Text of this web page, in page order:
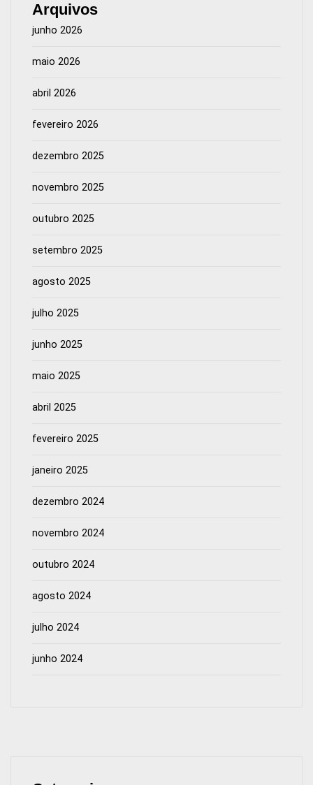
Arquivos
junho 2026
maio 2026
abril 2026
fevereiro 2026
dezembro 2025
novembro 2025
outubro 2025
setembro 2025
agosto 2025
julho 2025
junho 2025
maio 2025
abril 2025
fevereiro 2025
janeiro 2025
dezembro 2024
novembro 2024
outubro 2024
agosto 2024
julho 2024
junho 2024